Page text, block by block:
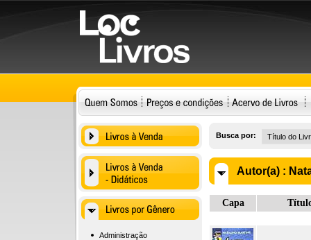
Administração
Busca por:
Autor(a) :
Capa